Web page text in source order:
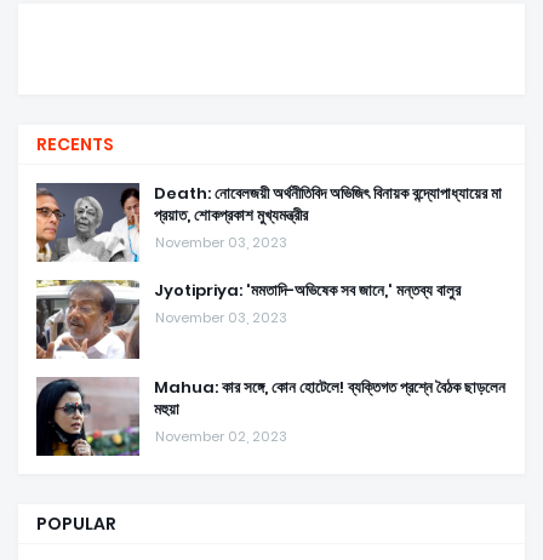
RECENTS
Death: নোবেলজয়ী অর্থনীতিবিদ অভিজিৎ বিনায়ক বন্দ্যোপাধ্যায়ের মা
প্রয়াত, শোকপ্রকাশ মুখ্যমন্ত্রীর
November 03, 2023
Jyotipriya: 'মমতাদি-অভিষেক সব জানে,' মন্তব্য বালুর
November 03, 2023
Mahua: কার সঙ্গে, কোন হোটেলে! ব্যক্তিগত প্রশ্নে বৈঠক ছাড়লেন
মহুয়া
November 02, 2023
POPULAR